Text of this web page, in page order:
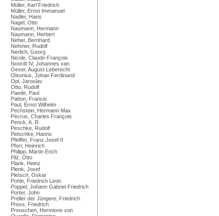
Müller, Karl Friedrich
Müller, Ernst Immanuel
Nadler, Hans
Nagel, Otto
Naumann, Hermann
Naumann, Herbert
Neher, Bernhard
Nehmer, Rudolf
Nerlich, Georg
Nicole, Claude-François
Noordt IV, Johannes van
Oeser, August Leberecht
Olsonius, Johan Ferdinand
Opl, Jaroslav
Otto, Rudolf
Paede, Paul
Patton, Francis
Paul, Ernst Wilhelm
Pechstein, Hermann Max
Pécrus, Charles François
Penck, A. R.
Peschke, Rudolf
Petschke, Hanns
Pfeiffer, Franz Josef II
Pforr, Heinrich
Philipp, Martin Erich
Pilz, Otto
Plank, Heinz
Plenk, Josef
Pletsch, Oskar
Pohle, Friedrich Leon
Poppel, Johann Gabriel Friedrich
Porter, John
Preller der Jüngere, Friedrich
Press, Friedrich
Preuschen, Hermione von